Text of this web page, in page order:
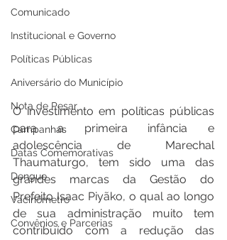
Comunicado
Institucional e Governo
Políticas Públicas
Aniversário do Município
Nota de Pesar
Campanhas
Datas Comemorativas
Dengue
Vacinômetro
Convênios e Parcerias
O investimento em políticas públicas
para a primeira infância e
adolescência de Marechal
Thaumaturgo, tem sido uma das
grandes marcas da Gestão do
Prefeito Isaac Piyãko, o qual ao longo
de sua administração muito tem
contribuído com a redução das